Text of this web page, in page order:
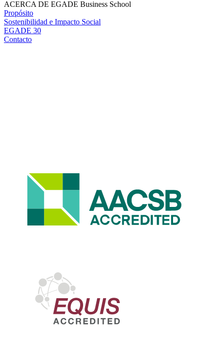
ACERCA DE EGADE Business School
Propósito
Sostenibilidad e Impacto Social
EGADE 30
Contacto